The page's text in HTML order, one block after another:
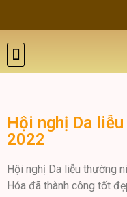
Hội nghị Da
2022
Hội nghị Da liễu thường
Hóa đã thành công tốt